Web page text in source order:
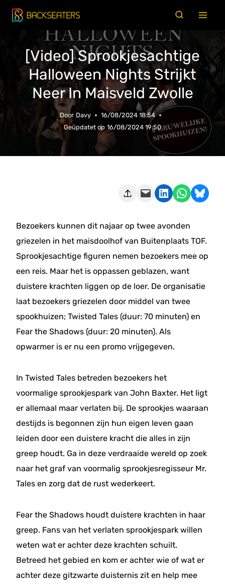
Doorgaan
naar
[Video] Sprookjesachtige
Halloween Nights Strijkt
Neer In Maisveld Zwolle
Door Davy
16/08/2024 18:54
Geüpdatet op 16/08/2024 19:50
Deze pagina e-mailen Delen op LinkedIn Delen via WhatsApp Share on Bluesky
Bezoekers kunnen dit najaar op twee avonden
griezelen in het maisdoolhof van Buitenplaats TOF.
Sprookjesachtige figuren nemen bezoekers mee op
een reis. Maar het is oppassen geblazen, want
duistere krachten liggen op de loer. De organisatie
laat bezoekers griezelen door middel van twee
spookhuizen; Twisted Tales (duur: 70 minuten) en
Fear the Shadows (duur: 20 minuten). Als
opwarmer is er nu een promo vrijgegeven.
In Twisted Tales betreden bezoekers het
voormalige sprookjespark van John Baxter. Het ligt
er allemaal maar verlaten bij. De sprookjes waaraan
destijds is begonnen zijn hun eigen leven gaan
leiden door een duistere kracht die alles in zijn
greep houdt. Ga in deze verdraaide wereld op zoek
naar het graf van voormalig sprookjesregisseur Mr.
Tales en zorg dat de rust wederkeert.
Fear the Shadows houdt duistere krachten in haar
greep. Fans van het verlaten sprookjespark willen
weten wat er achter deze krachten schuilt.
Betreed het gebied en kom er achter wie of wat er
achter deze gitzwarte duisternis zit en help mee